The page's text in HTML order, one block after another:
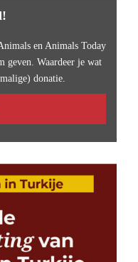
en Animals Today
geven. Waardeer je wat
donatie.